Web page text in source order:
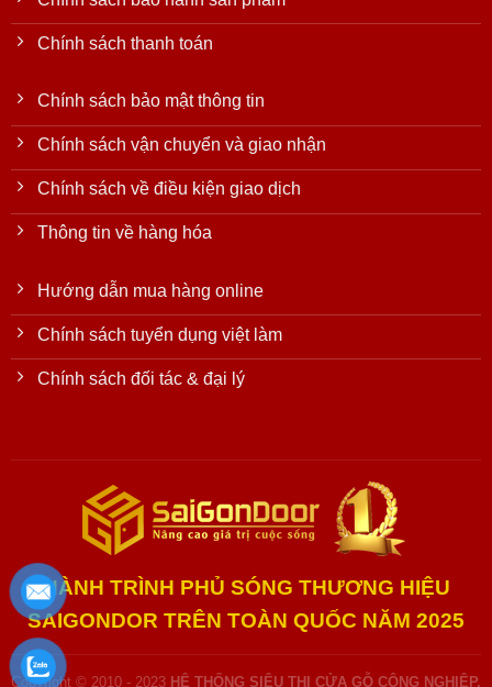
Chính sách thanh toán
Chính sách bảo mật thông tin
Chính sách vận chuyển và giao nhận
Chính sách về điều kiện giao dịch
Thông tin về hàng hóa
Hướng dẫn mua hàng online
Chính sách tuyển dụng việt làm
Chính sách đối tác & đại lý
HÀNH TRÌNH PHỦ SÓNG THƯƠNG HIỆU
SAIGONDOR TRÊN TOÀN QUỐC NĂM 2025
Copyright © 2010 - 2023 HỆ THỐNG SIÊU THỊ CỬA GỖ CÔNG NGHIỆP,